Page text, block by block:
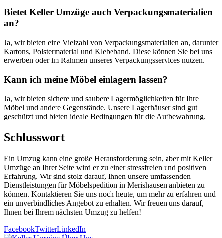
Bietet Keller Umzüge auch Verpackungsmaterialien
an?
Ja, wir bieten eine Vielzahl von Verpackungsmaterialien an, darunter
Kartons, Polstermaterial und Klebeband. Diese können Sie bei uns
erwerben oder im Rahmen unseres Verpackungsservices nutzen.
Kann ich meine Möbel einlagern lassen?
Ja, wir bieten sichere und saubere Lagermöglichkeiten für Ihre
Möbel und andere Gegenstände. Unsere Lagerhäuser sind gut
geschützt und bieten ideale Bedingungen für die Aufbewahrung.
Schlusswort
Ein Umzug kann eine große Herausforderung sein, aber mit Keller
Umzüge an Ihrer Seite wird er zu einer stressfreien und positiven
Erfahrung. Wir sind stolz darauf, Ihnen unsere umfassenden
Dienstleistungen für Möbelspedition in Merishausen anbieten zu
können. Kontaktieren Sie uns noch heute, um mehr zu erfahren und
ein unverbindliches Angebot zu erhalten. Wir freuen uns darauf,
Ihnen bei Ihrem nächsten Umzug zu helfen!
FacebookTwitterLinkedIn